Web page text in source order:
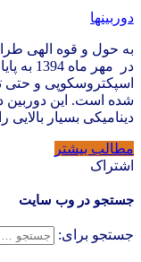
دوربینها
در مهر
اسپکتروسکوپی و حتی
شده است. این دوربین
دینامیکی بسیار
مطالب بیشتر
اشتراک
جستجو در وب سایت
جستجو برای: